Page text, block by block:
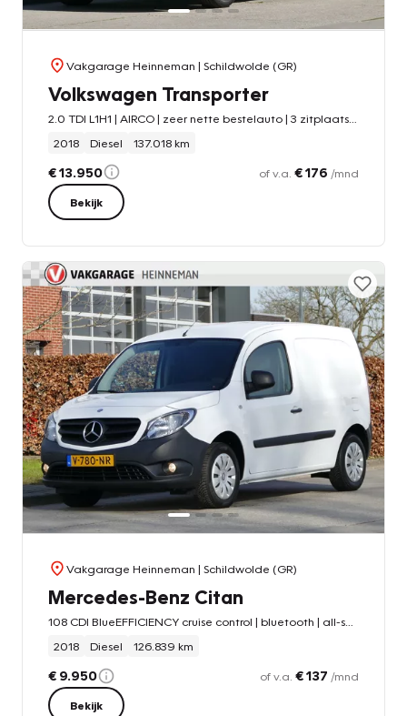
Vakgarage Heinneman | Schildwolde (GR)
Volkswagen Transporter
2018
Diesel 137.018 km
€ 13.950 of v.a. € 176 /mnd
Bekijk
Vakgarage Heinneman | Schildwolde (GR)
Mercedes-Benz Citan
2018
Diesel 126.839 km
€ 9.950 of v.a. € 137 /mnd
Bekijk